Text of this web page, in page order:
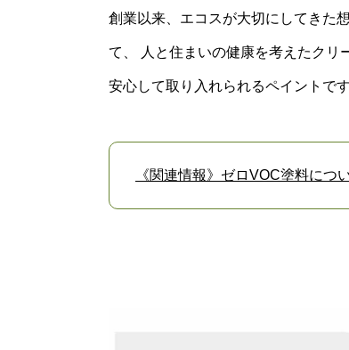
創業以来、エコスが大切にしてきた
て、 人と住まいの健康を考えたクリ
安心して取り入れられるペイントです
《関連情報》ゼロVOC塗料につ